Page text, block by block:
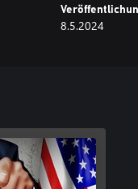
All dies kann mit der
charismatischsten
Plattform – Screecher.
oder loben Sie
möchten – lustig,
immer Antworten von
vor!
8.5.2024